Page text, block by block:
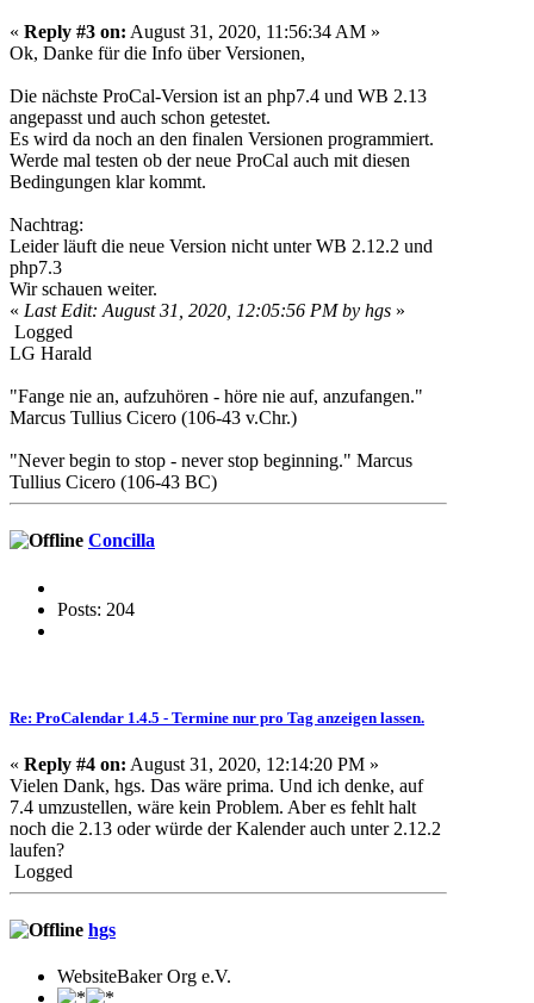
« Reply #3 on: August 31, 2020, 11:56:34 AM »
Ok, Danke für die Info über Versionen,
Die nächste ProCal-Version ist an php7.4 und WB 2.13
angepasst und auch schon getestet.
Es wird da noch an den finalen Versionen programmiert.
Werde mal testen ob der neue ProCal auch mit diesen
Bedingungen klar kommt.
Nachtrag:
Leider läuft die neue Version nicht unter WB 2.12.2 und
php7.3
Wir schauen weiter.
« Last Edit: August 31, 2020, 12:05:56 PM by hgs »
Logged
LG Harald
"Fange nie an, aufzuhören - höre nie auf, anzufangen."
Marcus Tullius Cicero (106-43 v.Chr.)
"Never begin to stop - never stop beginning." Marcus
Tullius Cicero (106-43 BC)
Concilla
Posts: 204
Re: ProCalendar 1.4.5 - Termine nur pro Tag anzeigen lassen.
« Reply #4 on: August 31, 2020, 12:14:20 PM »
Vielen Dank, hgs. Das wäre prima. Und ich denke, auf
7.4 umzustellen, wäre kein Problem. Aber es fehlt halt
noch die 2.13 oder würde der Kalender auch unter 2.12.2
laufen?
Logged
hgs
WebsiteBaker Org e.V.